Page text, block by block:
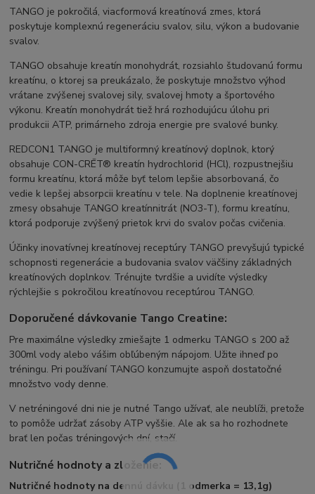
TANGO je pokročilá, viacformová kreatínová zmes, ktorá
poskytuje komplexnú regeneráciu svalov, silu, výkon a budovanie
svalov.
TANGO obsahuje kreatín monohydrát, rozsiahlo študovanú formu
kreatínu, o ktorej sa preukázalo, že poskytuje množstvo výhod
vrátane zvýšenej svalovej sily, svalovej hmoty a športového
výkonu. Kreatín monohydrát tiež hrá rozhodujúcu úlohu pri
produkcii ATP, primárneho zdroja energie pre svalové bunky.
REDCON1 TANGO je multiformný kreatínový doplnok, ktorý
obsahuje CON-CRĒT® kreatín hydrochlorid (HCl), rozpustnejšiu
formu kreatínu, ktorá môže byť telom lepšie absorbovaná, čo
vedie k lepšej absorpcii kreatínu v tele. Na doplnenie kreatínovej
zmesy obsahuje TANGO kreatínnitrát (NO3-T), formu kreatínu,
ktorá podporuje zvýšený prietok krvi do svalov počas cvičenia.
Účinky inovatívnej kreatínovej receptúry TANGO prevyšujú typické
schopnosti regenerácie a budovania svalov väčšiny základných
kreatínových doplnkov. Trénujte tvrdšie a uvidíte výsledky
rýchlejšie s pokročilou kreatínovou receptúrou TANGO.
Doporučené dávkovanie Tango Creatine:
Pre maximálne výsledky zmiešajte 1 odmerku TANGO s 200 až
300ml vody alebo vášim obľúbeným nápojom. Užite ihneď po
tréningu. Pri používaní TANGO konzumujte aspoň dostatočné
množstvo vody denne.
V netréningové dni nie je nutné Tango užívať, ale neublíži, pretože
to pomôže udržať zásoby ATP vyššie. Ale ak sa ho rozhodnete
brať len počas tréningových dní, stačí.
Nutričné hodnoty a zloženie:
Nutričné hodnoty na dennú dávku (1 odmerka = 13,1g)